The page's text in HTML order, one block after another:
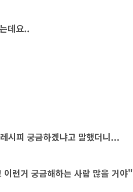
데요..
시피 궁금하겠냐고 말했더니...
런거 궁금해하는 사람 많을 거야"